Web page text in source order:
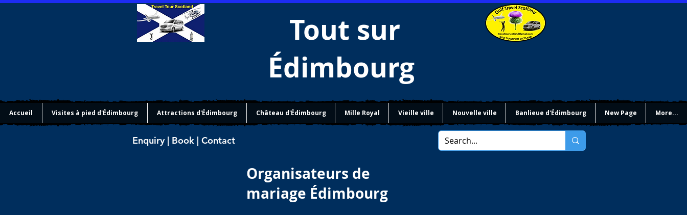
Tout sur
Édimbourg
Accueil Visites à pied d'Édimbourg Attractions d'Édimbourg Château d'Édimbourg Mille Royal Vieille ville Nouvelle ville Banlieue d'Édimbourg New Page More...
Enquiry | Book | Contact
Organisateurs de
mariage Édimbourg